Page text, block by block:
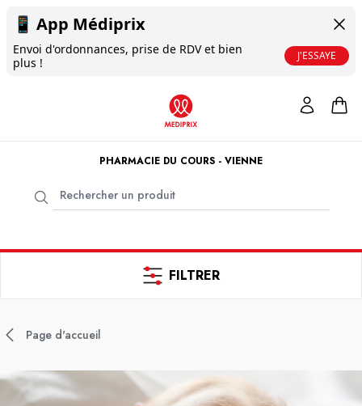
📱 App Médiprix
Envoi d'ordonnances, prise de RDV et bien
plus !
J'ESSAYE
PHARMACIE DU COURS - VIENNE
FILTRER
Page d'accueil